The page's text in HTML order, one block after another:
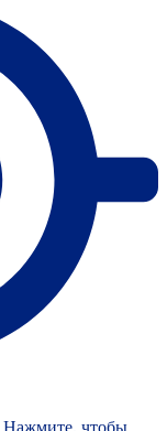
Нажмите, чтобы